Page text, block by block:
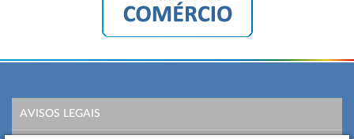
AVISOS LEGAIS